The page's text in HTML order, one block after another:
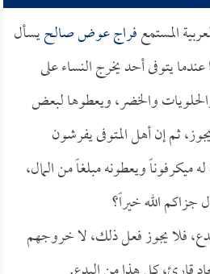
المستمعفراج عوض صالحيسأل
يتوفى أحد يخرج النساء على
والخضر، ويعطوها لبعض
ثم إن أهل المتوفى يفرشون
ويعطونه مبلغاً من المال،
جزاكم الله خيراً؟
فلا يجوز فعل ذلك، لا خروجهم